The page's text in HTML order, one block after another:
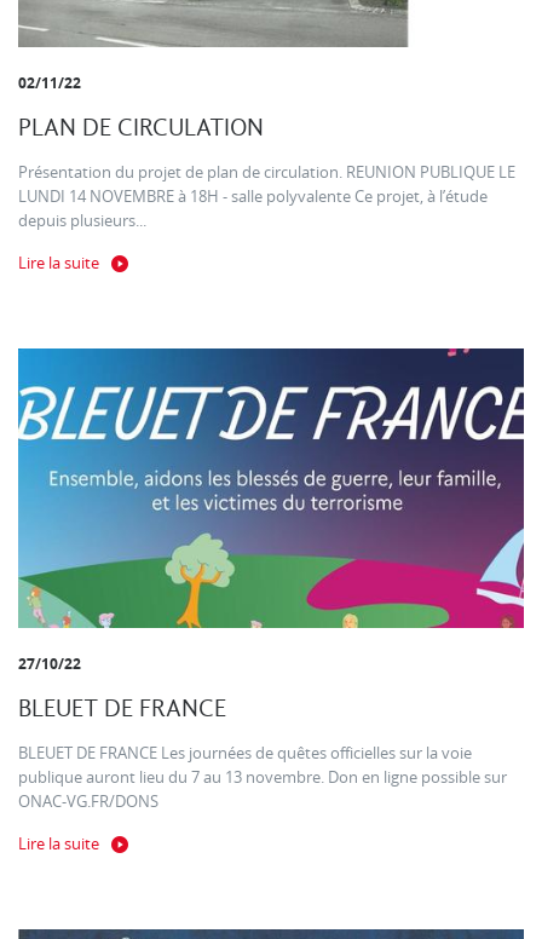
02/11/22
PLAN DE CIRCULATION
Présentation du projet de plan de circulation. REUNION PUBLIQUE LE
LUNDI 14 NOVEMBRE à 18H - salle polyvalente Ce projet, à l’étude
depuis plusieurs...
Lire la suite
27/10/22
BLEUET DE FRANCE
BLEUET DE FRANCE Les journées de quêtes officielles sur la voie
publique auront lieu du 7 au 13 novembre. Don en ligne possible sur
ONAC-VG.FR/DONS
Lire la suite